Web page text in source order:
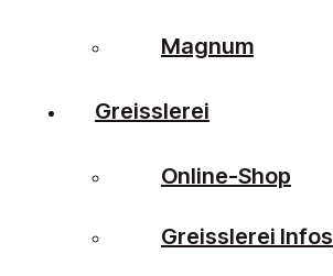
Magnum
Greisslerei
Online-Shop
Greisslerei Infos